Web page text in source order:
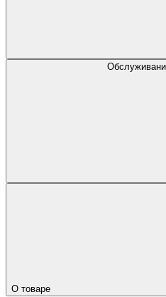
О товаре